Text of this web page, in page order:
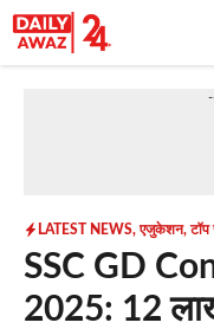
Skip
to
LATEST NEWS,एजुकेशन,टॉप
SSC GD
2025: 12